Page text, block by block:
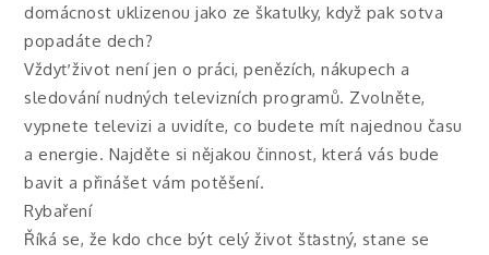
domácnost uklizenou jako ze škatulky, když pak sotva
popadáte dech?
Vždyť život není jen o práci, penězích, nákupech a
sledování nudných televizních programů. Zvolněte,
vypnete televizi a uvidíte, co budete mít najednou času
a energie. Najděte si nějakou činnost, která vás bude
bavit a přinášet vám potěšení.
Rybaření
Říká se, že kdo chce být celý život šťastný, stane se